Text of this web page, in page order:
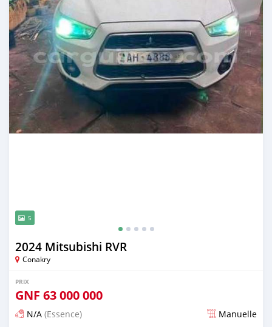
5
2024 Mitsubishi RVR
Conakry
PRIX
GNF 63 000 000
N/A (Essence) Manuelle